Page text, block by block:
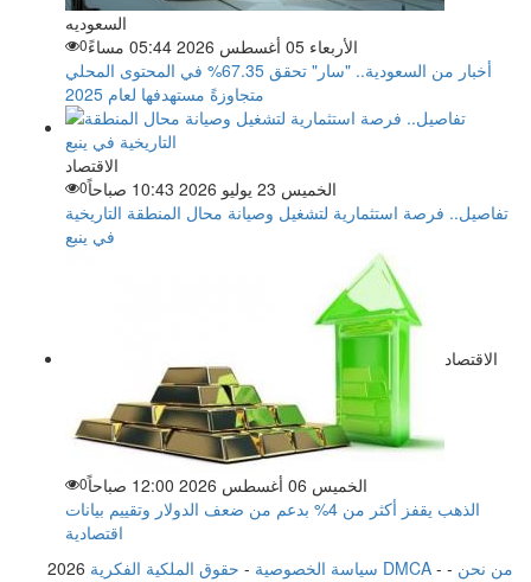
السعوديه
الأربعاء 05 أغسطس 2026 05:44 مساءً
0
أخبار من السعودية.. "سار" تحقق 67.35% في المحتوى المحلي
متجاوزةً مستهدفها لعام 2025
الاقتصاد
الخميس 23 يوليو 2026 10:43 صباحاً
0
تفاصيل.. فرصة استثمارية لتشغيل وصيانة محال المنطقة التاريخية
في ينبع
الاقتصاد
الخميس 06 أغسطس 2026 12:00 صباحاً 0
الذهب يقفز أكثر من 4% بدعم من ضعف الدولار وتقييم بيانات
اقتصادية
2026
سياسة الخصوصية - حقوق الملكية الفكرية DMCA - من نحن -